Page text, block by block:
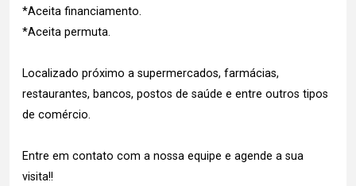
*Aceita financiamento.
*Aceita permuta.
Localizado próximo a supermercados, farmácias,
restaurantes, bancos, postos de saúde e entre outros tipos
de comércio.
Entre em contato com a nossa equipe e agende a sua
visita!!